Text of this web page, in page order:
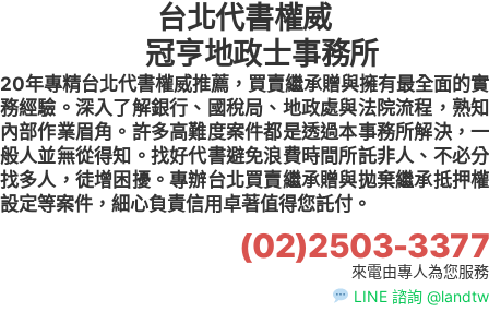
台北代書權威
冠亨地政士事務所
20年專精台北代書權威推薦，買賣繼承贈與擁有最全面的實
務經驗。深入了解銀行、國稅局、地政處與法院流程，熟知
內部作業眉角。許多高難度案件都是透過本事務所解決，一
般人並無從得知。找好代書避免浪費時間所託非人、不必分
找多人，徒增困擾。專辦台北買賣繼承贈與拋棄繼承抵押權
設定等案件，細心負責信用卓著值得您託付。
(02)2503-3377
來電由專人為您服務
LINE 諮詢 @landtw